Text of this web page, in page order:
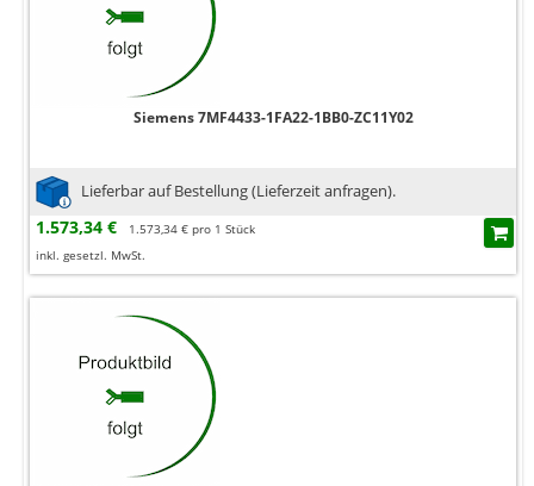
Siemens 7MF4433-1FA22-1BB0-ZC11Y02
Lieferbar auf Bestellung (Lieferzeit anfragen).
1.573,34 €
1.573,34 € pro 1 Stück
inkl. gesetzl. MwSt.